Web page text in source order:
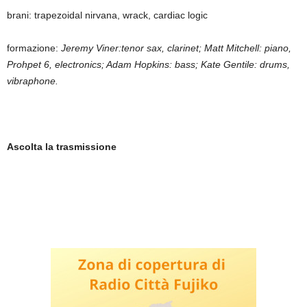
brani: trapezoidal nirvana, wrack, cardiac logic
formazione: Jeremy Viner:tenor sax, clarinet; Matt Mitchell: piano,
Prohpet 6, electronics; Adam Hopkins: bass; Kate Gentile: drums,
vibraphone.
Ascolta la trasmissione